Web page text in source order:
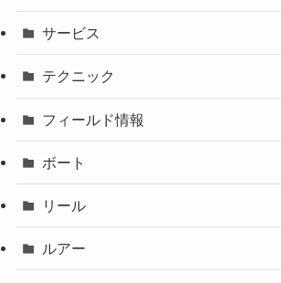
サービス
テクニック
フィールド情報
ボート
リール
ルアー